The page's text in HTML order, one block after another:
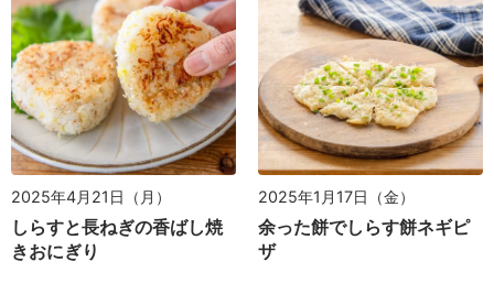
2025年4月21日（月）
しらすと長ねぎの香ばし焼
きおにぎり
2025年1月17日（金）
余った餅でしらす餅ネギピ
ザ